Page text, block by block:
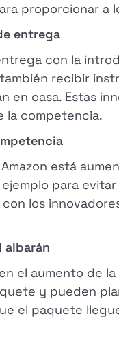
proporcionar
entrega
con la
recibir
en casa. Estas
la competencia.
está
para
los
albarán
el aumento de
y pueden
el paquete